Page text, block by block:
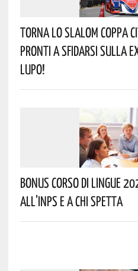
Torna Lo Slalom Coppa
Pronti A Sfidarsi Sulla
Lupo!
Bonus Corso Di Lingue
All’INPS E A Chi Spetta